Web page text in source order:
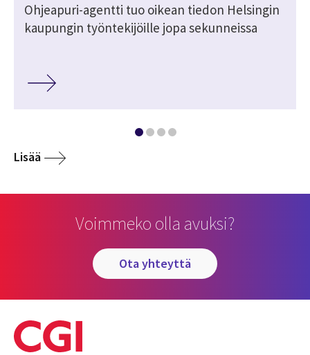
Ohjeapuri-agentti tuo oikean tiedon Helsingin
kaupungin työntekijöille jopa sekunneissa
Lisää
Voimmeko olla avuksi?
ota yhteyttä